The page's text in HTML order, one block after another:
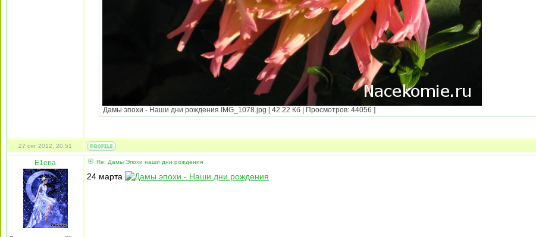
Дамы эпохи - Наши дни рождения IMG_1078.jpg [ 42.22 Кб | Просмотров: 44056 ]
27 окт 2012, 20:51
E1ena Re: Дамы Эпохи наши дни рождения
24 марта